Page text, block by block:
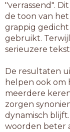
"verrassend".
de toon van het
grappig
gebruikt.
serieuzere
De resultaten
helpen ook om
meerdere
zorgen
dynamisch
woorden beter